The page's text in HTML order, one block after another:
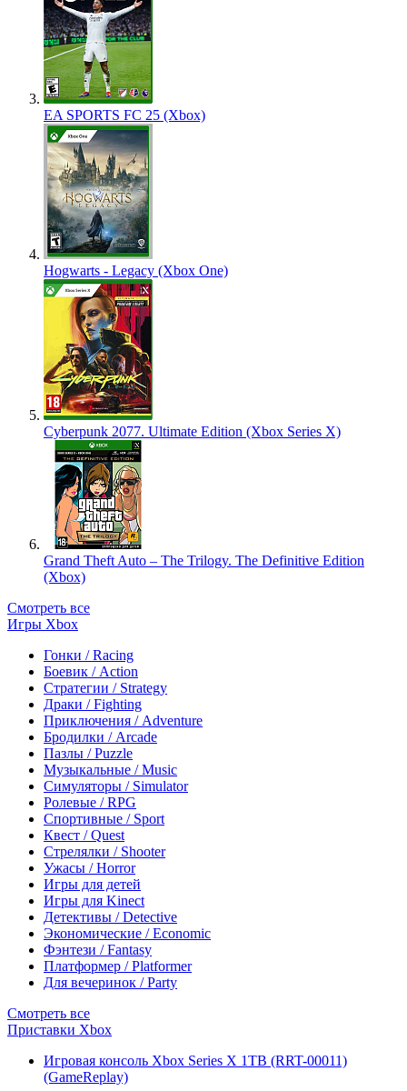
EA SPORTS FC 25 (Xbox)
Hogwarts - Legacy (Xbox One)
Cyberpunk 2077. Ultimate Edition (Xbox Series X)
Grand Theft Auto – The Trilogy. The Definitive Edition
(Xbox)
Смотреть все
Игры Xbox
Гонки / Racing
Боевик / Action
Стратегии / Strategy
Драки / Fighting
Приключения / Adventure
Бродилки / Arcade
Пазлы / Puzzle
Музыкальные / Music
Симуляторы / Simulator
Ролевые / RPG
Спортивные / Sport
Квест / Quest
Стрелялки / Shooter
Ужасы / Horror
Игры для детей
Игры для Kinect
Детективы / Detective
Экономические / Economic
Фэнтези / Fantasy
Платформер / Platformer
Для вечеринок / Party
Смотреть все
Приставки Xbox
Игровая консоль Xbox Series X 1TB (RRT-00011)
(GameReplay)